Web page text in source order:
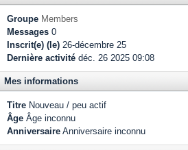
Groupe Members
Messages 0
Inscrit(e) (le) 26-décembre 25
Dernière activité déc. 26 2025 09:08
Mes informations
Titre Nouveau / peu actif
Âge Âge inconnu
Anniversaire Anniversaire inconnu